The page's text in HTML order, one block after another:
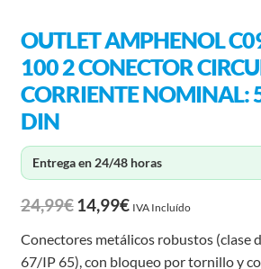
OUTLET AMPHENOL
100 2 CONECTOR
CORRIENTE NOMINAL:
DIN
Entrega en 24/48 horas
24,99€14,99€ IVA Incluído
Conectores metálicos robustos (clase
67/IP 65), con bloqueo por tornillo y